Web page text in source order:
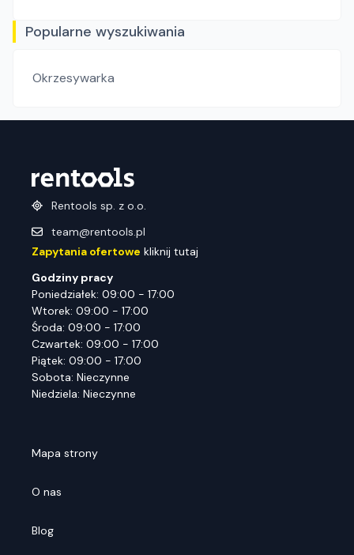
Popularne wyszukiwania
Okrzesywarka
Rentools sp. z o.o.
team@rentools.pl
Zapytania ofertowe kliknij tutaj
Godziny pracy
Poniedziałek: 09:00 - 17:00
Wtorek: 09:00 - 17:00
Środa: 09:00 - 17:00
Czwartek: 09:00 - 17:00
Piątek: 09:00 - 17:00
Sobota: Nieczynne
Niedziela: Nieczynne
Mapa strony
O nas
Blog